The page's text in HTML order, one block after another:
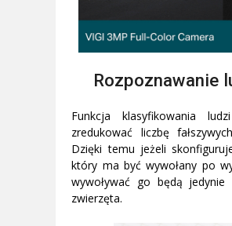
Rozpoznawanie
Funkcja klasyfikowania
zredukować liczbę
Dzięki temu jeżeli
który ma być wywołany po
wywoływać go będą
zwierzęta.